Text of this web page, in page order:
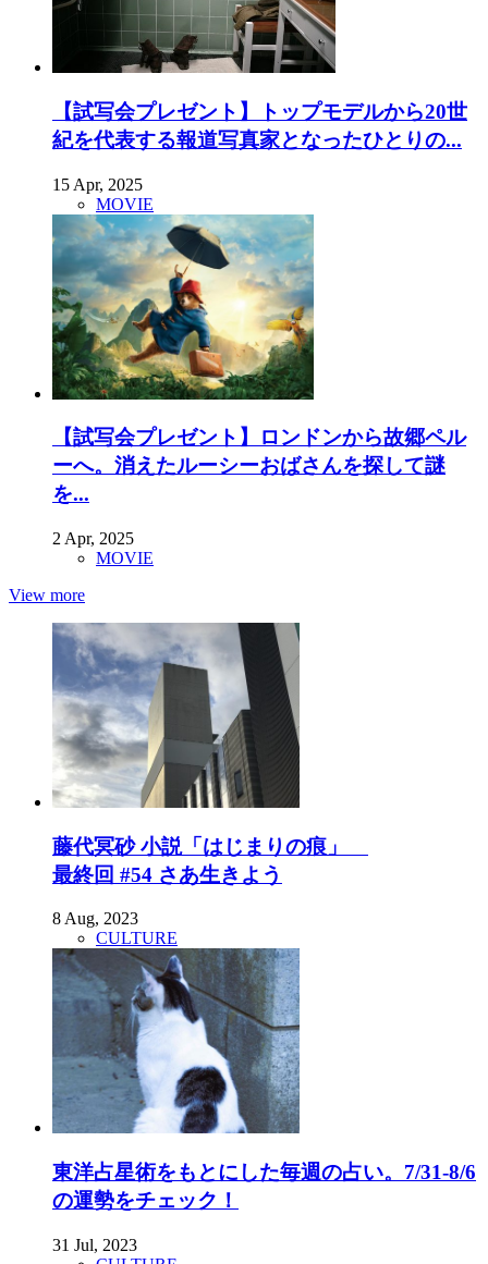
【試写会プレゼント】トップモデルから20世
紀を代表する報道写真家となったひとりの...
15 Apr, 2025
MOVIE
【試写会プレゼント】ロンドンから故郷ペル
ーへ。消えたルーシーおばさんを探して謎
を...
2 Apr, 2025
MOVIE
View more
藤代冥砂 小説「はじまりの痕」
最終回 #54 さあ生きよう
8 Aug, 2023
CULTURE
東洋占星術をもとにした毎週の占い。7/31-8/6
の運勢をチェック！
31 Jul, 2023